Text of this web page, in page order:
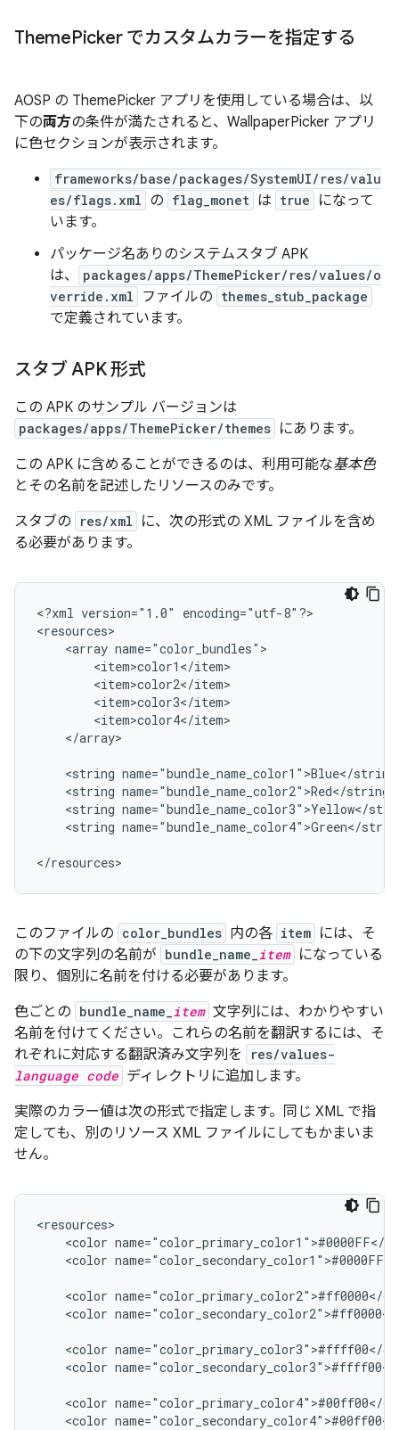
ThemePicker でカスタムカラーを指定する
AOSP の ThemePicker アプリを使用している場合は、以
下の両方の条件が満たされると、WallpaperPicker アプリ
に色セクションが表示されます。
frameworks/base/packages/SystemUI/res/valu
es/flags.xml の flag_monet は true
になって
います。
パッケージ名ありのシステムスタブ APK
は、
packages/apps/ThemePicker/res/values/o
verride.xml
ファイルの themes_stub_package
で定義されています。
スタブ APK 形式
この APK のサンプル バージョンは
packages/apps/ThemePicker/themes にあります。
この APK に含めることができるのは、利用可能な基本色
とその名前を記述したリソースのみです。
スタブの
res/xml
に、次の形式の XML ファイルを含め
る必要があります。
<?xml version="1.0" encoding="utf-8"?>
<resources>
    <array name="color_bundles">
        <item>color1</item>
        <item>color2</item>
        <item>color3</item>
        <item>color4</item>
    </array>
<string name="bundle_name_color1">Blue</
    <string name="bundle_name_color2">Red</string>
<string name="bundle_name_color3">Yellow</
<string name="bundle_name_color4">Green</
このファイルの color_bundles 内の各 item には、そ
の下の文字列の名前が bundle_name_ item になっている
限り、個別に名前を付ける必要があります。
色ごとの bundle_name_ item 文字列には、わかりやすい
名前を付けてください。これらの名前を翻訳するには、そ
れぞれに対応する翻訳済み文字列を
res/values-
language code ディレクトリに追加します。
実際のカラー値は次の形式で指定します。同じ XML で指
定しても、別のリソース XML ファイルにしてもかまいま
せん。
<resources>
<color name="color_primary_color1">#0000FF</
<color
<color name="color_primary_color2">#ff0000</
<color
<color name="color_primary_color3">#ffff00</
<color
<color name="color_primary_color4">#00ff00</
<color